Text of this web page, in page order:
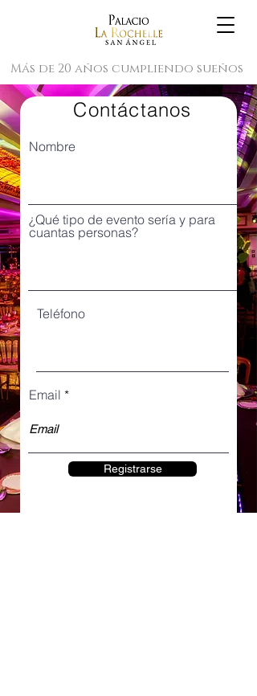
Más de 20 años cumpliendo sueños
Contáctanos
Nombre
¿Qué tipo de evento sería y para
cuantas personas?
Teléfono
Email
Registrarse